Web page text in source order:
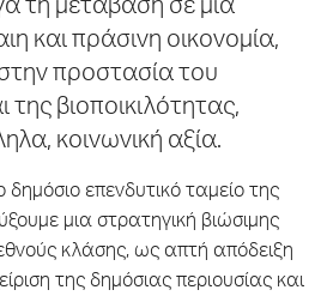
τη μετάβαση σε μια
και πράσινη οικονομία,
προστασία του
της βιοποικιλότητας,
κοινωνική αξία.
επενδυτικό ταμείο της
μια στρατηγική βιώσιμης
κλάσης, ως απτή απόδειξη
της δημόσιας περιουσίας και